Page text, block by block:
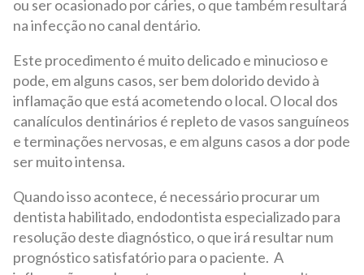
ou ser ocasionado por cáries, o que também resultará
na infecção no canal dentário.
Este procedimento é muito delicado e minucioso e
pode, em alguns casos, ser bem dolorido devido à
inflamação que está acometendo o local. O local dos
canalículos dentinários é repleto de vasos sanguíneos
e terminações nervosas, e em alguns casos a dor pode
ser muito intensa.
Quando isso acontece, é necessário procurar um
dentista habilitado, endodontista especializado para
resolução deste diagnóstico, o que irá resultar num
prognóstico satisfatório para o paciente. A